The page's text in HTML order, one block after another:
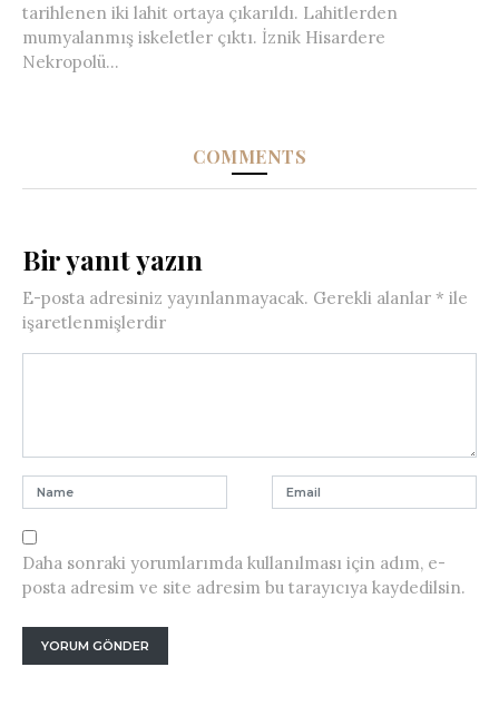
tarihlenen iki lahit ortaya çıkarıldı. Lahitlerden
mumyalanmış iskeletler çıktı. İznik Hisardere
Nekropolü...
COMMENTS
Bir yanıt yazın
E-posta adresiniz yayınlanmayacak. Gerekli alanlar * ile
işaretlenmişlerdir
Daha sonraki yorumlarımda kullanılması için adım, e-
posta adresim ve site adresim bu tarayıcıya kaydedilsin.